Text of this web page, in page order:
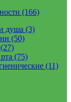
(166)
душа (3)
(50)
(75)
(11)